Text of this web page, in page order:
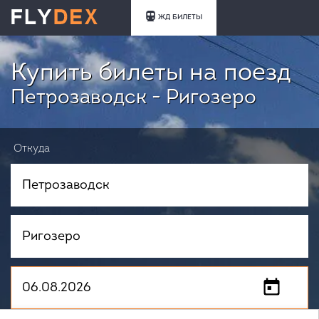
ЖД БИЛЕТЫ
Купить билеты на поезд
Петрозаводск - Ригозеро
Откуда